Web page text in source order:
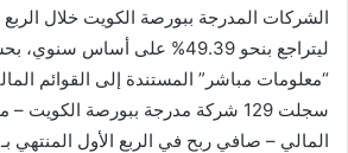
ليتراجع بنحو 49.39% على أساس
“معلومات مباشر” المستندة إلى القوائم
سجلت 129 شركة مدرجة ببورصة الكويت